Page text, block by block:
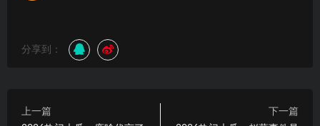
分享到：
上一篇
下一篇